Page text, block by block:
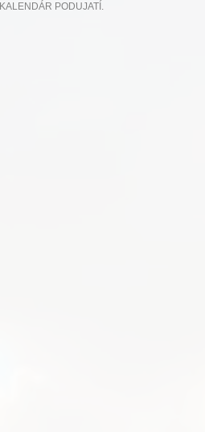
KALENDÁR PODUJATÍ .